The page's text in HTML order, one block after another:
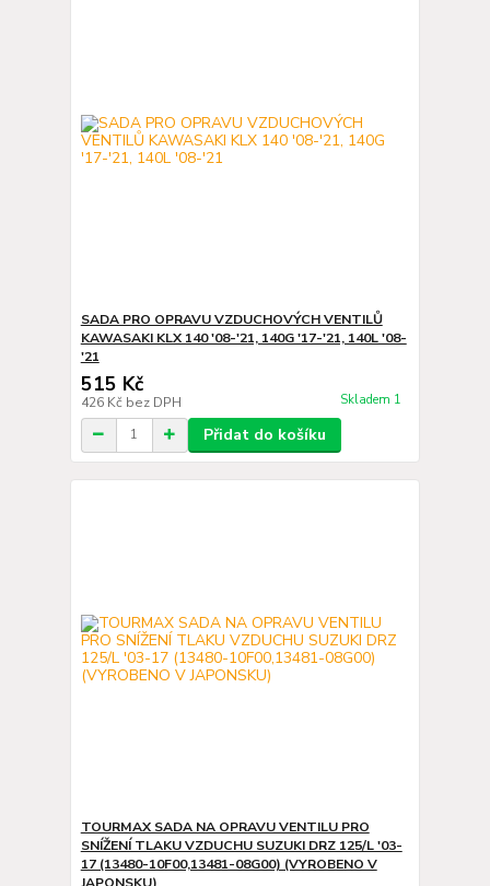
SADA PRO OPRAVU VZDUCHOVÝCH VENTILŮ
KAWASAKI KLX 140 '08-'21, 140G '17-'21, 140L '08-
'21
515 Kč
426 Kč bez DPH Skladem 1
Přidat do košíku
TOURMAX SADA NA OPRAVU VENTILU PRO
SNÍŽENÍ TLAKU VZDUCHU SUZUKI DRZ 125/L '03-
17 (13480-10F00,13481-08G00) (VYROBENO V